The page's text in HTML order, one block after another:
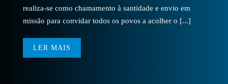
realiza-se como chamamento à santidade e envio em
missão para convidar todos os povos a acolher o [...]
LER MAIS